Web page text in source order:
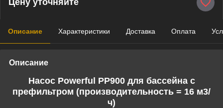
Цену уточняйте
Описание Характеристики Доставка Оплата
Описание
Насос Powerful PP900 для бассейна c
префильтром (производительность = 16 м3/
ч)